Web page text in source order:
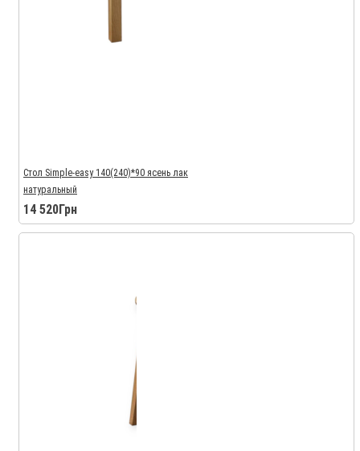
Стол Simple-easy 140(240)*90 ясень лак
натуральный
14 520Грн